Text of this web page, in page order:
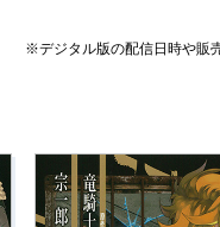
※デジタル版の配信日時や販